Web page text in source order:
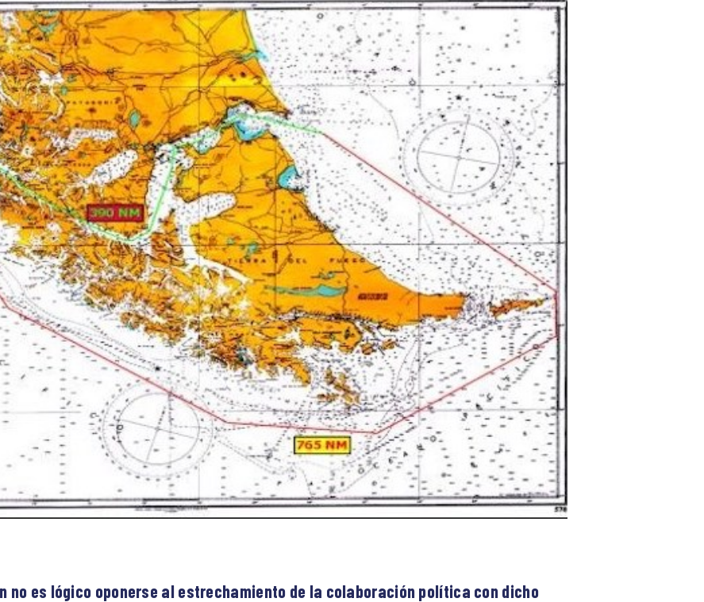
no es lógico oponerse al estrechamiento de la colaboración política con dicho